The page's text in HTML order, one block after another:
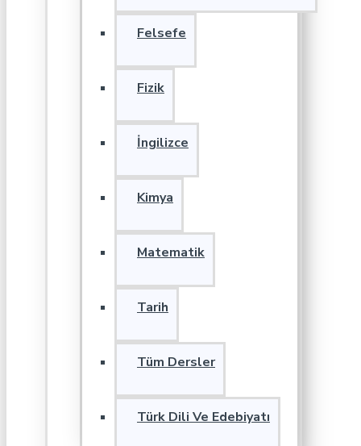
Felsefe
Fizik
İngilizce
Kimya
Matematik
Tarih
Tüm Dersler
Türk Dili Ve Edebiyatı